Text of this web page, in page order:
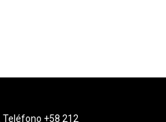
Teléfono +58 212